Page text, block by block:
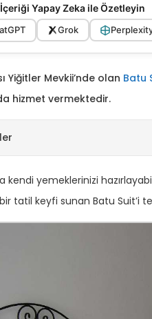
Yapay Zeka ile Özetleyin
Grok
Yiğitler Mevkii’nde olan Batu
hizmet vermektedir.
kendi yemeklerinizi
tatil keyfi sunan Batu Suit’i